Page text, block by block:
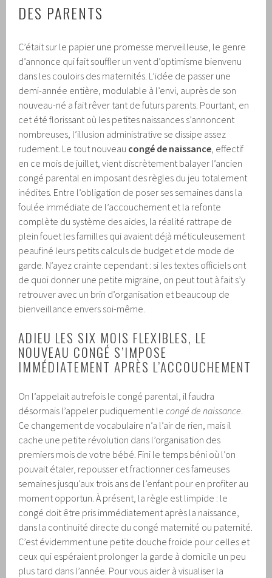
DES PARENTS
C’était sur le papier une promesse merveilleuse, le genre
d’annonce qui fait souffler un vent d’optimisme bienvenu
dans les couloirs des maternités. L’idée de passer une
demi-année entière, modulable à l’envi, auprès de son
nouveau-né a fait rêver tant de futurs parents. Pourtant, en
cet été florissant où les petites naissances s’annoncent
nombreuses, l’illusion administrative se dissipe assez
rudement. Le tout nouveau congé de naissance , effectif
en ce mois de juillet, vient discrètement balayer l’ancien
congé parental en imposant des règles du jeu totalement
inédites. Entre l’obligation de poser ses semaines dans la
foulée immédiate de l’accouchement et la refonte
complète du système des aides, la réalité rattrape de
plein fouet les familles qui avaient déjà méticuleusement
peaufiné leurs petits calculs de budget et de mode de
garde. N’ayez crainte cependant : si les textes officiels ont
de quoi donner une petite migraine, on peut tout à fait s’y
retrouver avec un brin d’organisation et beaucoup de
bienveillance envers soi-même.
ADIEU LES SIX MOIS FLEXIBLES, LE
NOUVEAU CONGÉ S’IMPOSE
IMMÉDIATEMENT APRÈS L’ACCOUCHEMENT
On l’appelait autrefois le congé parental, il faudra
désormais l’appeler pudiquement lecongé de naissance
Ce changement de vocabulaire n’a l’air de rien, mais il
cache une petite révolution dans l’organisation des
premiers mois de votre bébé. Fini le temps béni où l’on
pouvait étaler, repousser et fractionner ces fameuses
semaines jusqu’aux trois ans de l’enfant pour en profiter au
moment opportun. À présent, la règle est limpide : le
congé doit être pris immédiatement après la naissance,
dans la continuité directe du congé maternité ou paternité.
C’est évidemment une petite douche froide pour celles et
ceux qui espéraient prolonger la garde à domicile un peu
plus tard dans l’année. Pour vous aider à visualiser la